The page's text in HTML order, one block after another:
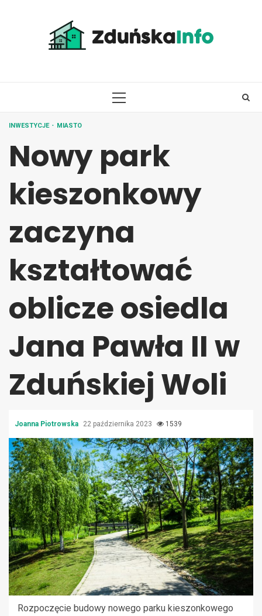
PRIMARY
INWESTYCJE MIASTO
Nowy park
kieszonkowy
zaczyna
kształtować
oblicze osiedla
Jana Pawła II w
Zduńskiej Woli
Joanna Piotrowska 22 października 2023 1539
Rozpoczęcie budowy nowego parku kieszonkowego